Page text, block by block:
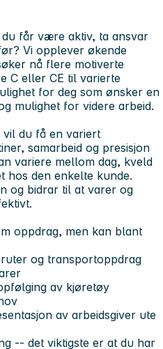
får være aktiv, ta ansvar
Vi opplever økende
nå flere motiverte
C eller CE til varierte
for deg som ønsker en
mulighet for videre arbeid.
du få en variert
samarbeid og presisjon
variere mellom dag, kveld
hos den enkelte kunde.
og bidrar til at varer og
oppdrag, men kan blant
og transportoppdrag
av kjøretøy
av arbeidsgiver ute
-- det viktigste er at du har